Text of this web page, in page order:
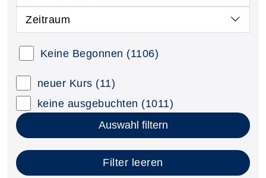
Zeitraum
Keine Begonnen (1106)
neuer Kurs (11)
keine ausgebuchten (1011)
Auswahl filtern
Filter leeren